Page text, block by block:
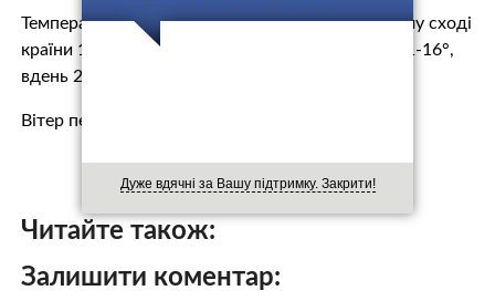
Дуже вдячні за Вашу підтримку. Закрити!
Температура вночі 15-20°, на сході та південному сході
країни 12-17°, вдень 26-31°, в Карпатах вночі 11-16°,
вдень 20-25°.
Вітер переважно південно-західний, 5-10 м/с.
Читайте також:
Залишити коментар: